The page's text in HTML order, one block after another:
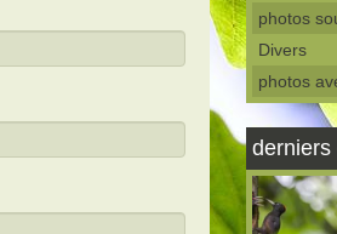
photos
Divers
photos
derniers